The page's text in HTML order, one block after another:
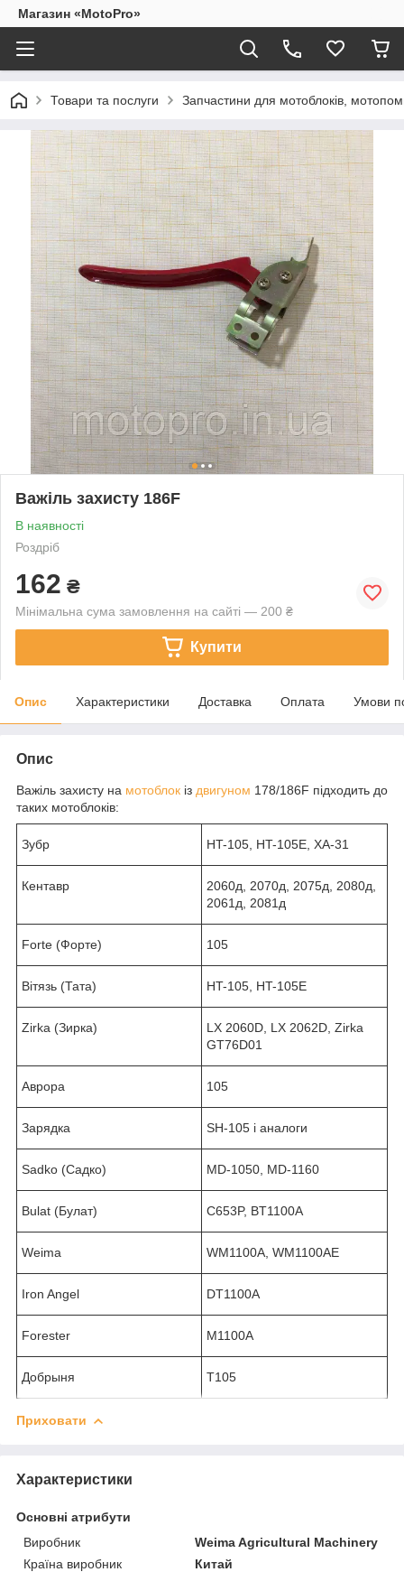
Магазин «MotoPro»
Товари та послуги Запчастини для мотоблоків,
Важіль захисту 186F
В наявності
Роздріб
162 ₴
Мінімальна сума замовлення на сайті — 200 ₴
Купити
Опис Характеристики Доставка Оплата Умови
Опис
Важіль захисту на мотоблок із двигуном 178/186F підходить до
таких мотоблоків:
Зубр HT-105, HT-105E, ХА-31
Кентавр
2060д, 2070д, 2075д, 2080д,
2061д, 2081д
Forte (Форте) 105
Вітязь (Тата) HT-105, HT-105E
Zirka (Зирка)
LX 2060D, LX 2062D, Zirka
GT76D01
Аврора 105
Зарядка SH-105 і аналоги
Sadko (Садко) MD-1050, MD-1160
Bulat (Булат) C653P, BT1100A
Weima WM1100A, WM1100AE
Iron Angel DT1100A
Forester M1100A
Добрыня T105
Приховати
Характеристики
Основні атрибути
Виробник
Weima Agricultural Machinery
Країна виробник
Китай